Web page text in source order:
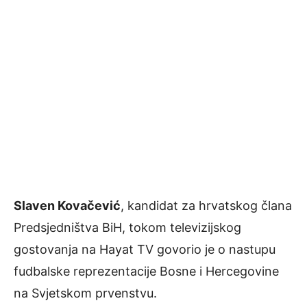
Slaven Kovačević, kandidat za hrvatskog člana
Predsjedništva BiH, tokom televizijskog
gostovanja na Hayat TV govorio je o nastupu
fudbalske reprezentacije Bosne i Hercegovine
na Svjetskom prvenstvu.